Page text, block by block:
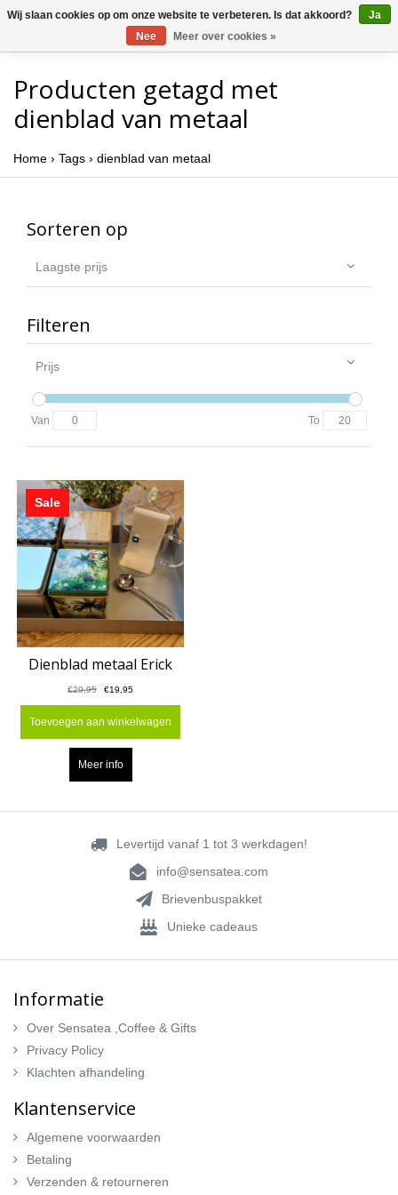
Producten getagd met
dienblad van metaal
Home › Tags › dienblad van metaal
Sorteren op
Laagste prijs
Filteren
Prijs
Van To
Sale
Dienblad metaal Erick
€29,95 €19,95
Toevoegen aan winkelwagen
Meer info
Levertijd vanaf 1 tot 3 werkdagen!
info@sensatea.com
Brievenbuspakket
Unieke cadeaus
Informatie
Over Sensatea ,Coffee & Gifts
Privacy Policy
Klachten afhandeling
Klantenservice
Algemene voorwaarden
Betaling
Verzenden & retourneren
Wij slaan cookies op om onze website te verbeteren. Is dat akkoord?
Ja
Nee
Meer over cookies »